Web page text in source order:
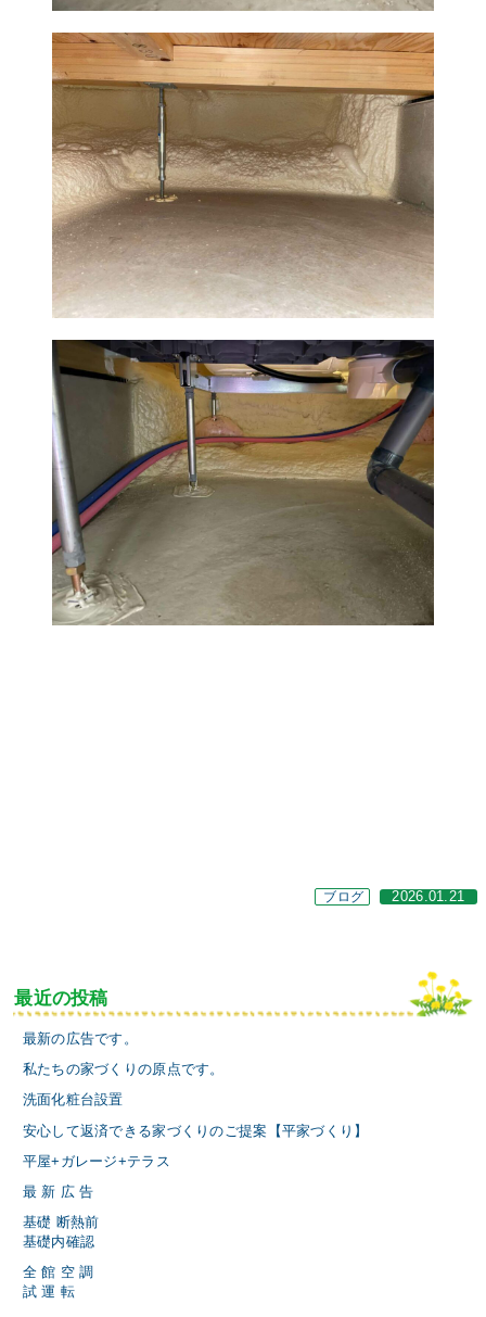
ブログ 2026.01.21
最近の投稿
最新の広告です。
私たちの家づくりの原点です。
洗面化粧台設置
安心して返済できる家づくりのご提案【平家づくり】
平屋+ガレージ+テラス
最 新 広 告
基礎 断熱前
基礎内確認
全 館 空 調
試 運 転